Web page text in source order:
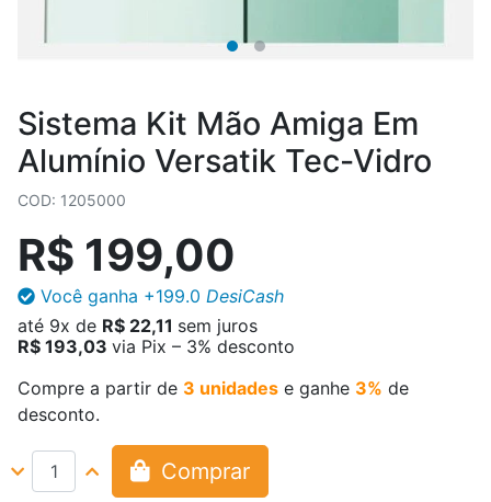
Sistema Kit Mão Amiga Em
Alumínio Versatik Tec-Vidro
COD: 1205000
R$ 199,00
Você ganha +199.0 DesiCash
até 9x de R$ 22,11 sem juros
R$ 193,03 via Pix – 3% desconto
Compre a partir de 3 unidades e ganhe 3% de
desconto.
Comprar